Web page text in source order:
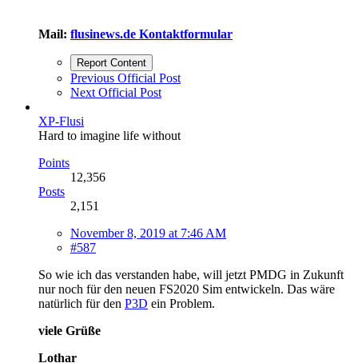
Mail: flusinews.de Kontaktformular
Report Content
Previous Official Post
Next Official Post
XP-Flusi
Hard to imagine life without
Points
12,356
Posts
2,151
November 8, 2019 at 7:46 AM
#587
So wie ich das verstanden habe, will jetzt PMDG in Zukunft
nur noch für den neuen FS2020 Sim entwickeln. Das wäre
natürlich für den P3D ein Problem.
viele Grüße
Lothar